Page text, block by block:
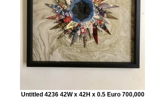
Untitled 4236 42W x 42H x 0.5 Euro 700,000